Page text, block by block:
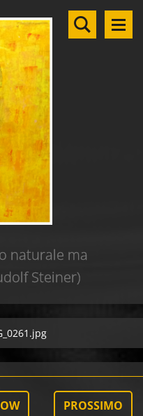
naturale ma
Steiner)
PROSSIMO